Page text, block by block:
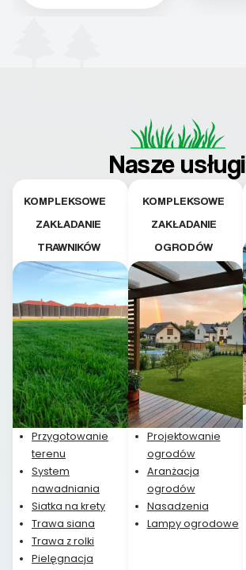
Nasze usługi
KOMPLEKSOWE
ZAKŁADANIE
TRAWNIKÓW
Przygotowanie
terenu
System
nawadniania
Siatka na krety
Trawa siana
Trawa z rolki
Pielęgnacja
KOMPLEKSOWE
ZAKŁADANIE
OGRODÓW
Projektowanie
ogrodów
Aranżacja
ogrodów
Nasadzenia
Lampy ogrodowe